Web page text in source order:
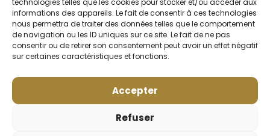
technologies telles que les cookies pour stocker et/ou accéder aux
informations des appareils. Le fait de consentir à ces technologies
nous permettra de traiter des données telles que le comportement
de navigation ou les ID uniques sur ce site. Le fait de ne pas
consentir ou de retirer son consentement peut avoir un effet négatif
sur certaines caractéristiques et fonctions.
Accepter
Refuser
OUVERT TOUS LES JOURS
Voir nos horaires
MENTIONS LÉGALES
POLITIQUE DE CONFIDENTIALITÉ